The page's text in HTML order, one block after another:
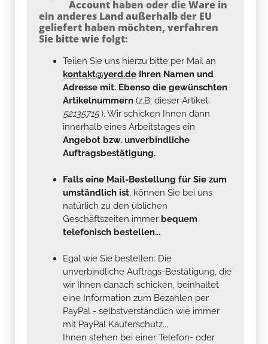
Account haben oder die Ware in
ein anderes Land außerhalb der EU
geliefert haben möchten, verfahren
Sie bitte wie folgt:
Teilen Sie uns hierzu bitte per Mail an
kontakt@yerd.de Ihren Namen und
Adresse mit. Ebenso die gewünschten
Artikelnummern (z.B. dieser Artikel:
52135715). Wir schicken Ihnen dann
innerhalb eines Arbeitstages ein
Angebot bzw. unverbindliche
Auftragsbestätigung.
Falls eine Mail-Bestellung für Sie zum
umständlich ist, können Sie bei uns
natürlich zu den üblichen
Geschäftszeiten immer bequem
telefonisch bestellen...
Egal wie Sie bestellen: Die
unverbindliche Auftrags-Bestätigung, die
wir Ihnen danach schicken, beinhaltet
eine Information zum Bezahlen per
PayPal - selbstverständlich wie immer
mit PayPal Käuferschutz...
Ihnen stehen bei einer Telefon- oder